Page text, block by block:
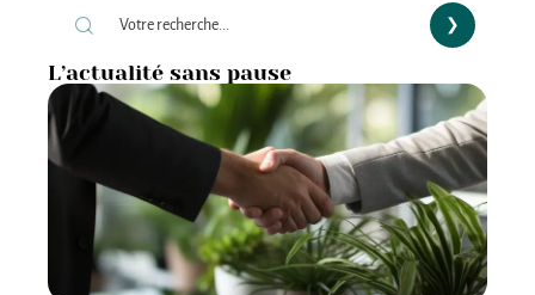
L’actualité sans pause